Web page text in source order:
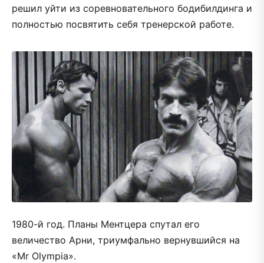
решил уйти из соревновательного бодибилдинга и
полностью посвятить себя тренерской работе.
1980-й год. Планы Ментцера спутал его
величество Арни, триумфально вернувшийся на
«Mr Olympia».